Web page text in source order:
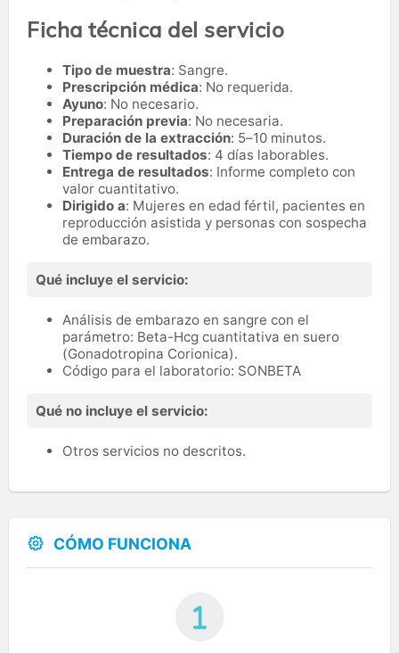
Ficha técnica del servicio
Tipo de muestra: Sangre.
Prescripción médica: No requerida.
Ayuno: No necesario.
Preparación previa: No necesaria.
Duración de la extracción: 5–10 minutos.
Tiempo de resultados: 4 días laborables.
Entrega de resultados: Informe completo con
valor cuantitativo.
Dirigido a: Mujeres en edad fértil, pacientes en
reproducción asistida y personas con sospecha
de embarazo.
Qué incluye el servicio:
Análisis de embarazo en sangre con el
parámetro: Beta-Hcg cuantitativa en suero
(Gonadotropina Corionica).
Código para el laboratorio: SONBETA
Qué no incluye el servicio:
Otros servicios no descritos.
CÓMO FUNCIONA